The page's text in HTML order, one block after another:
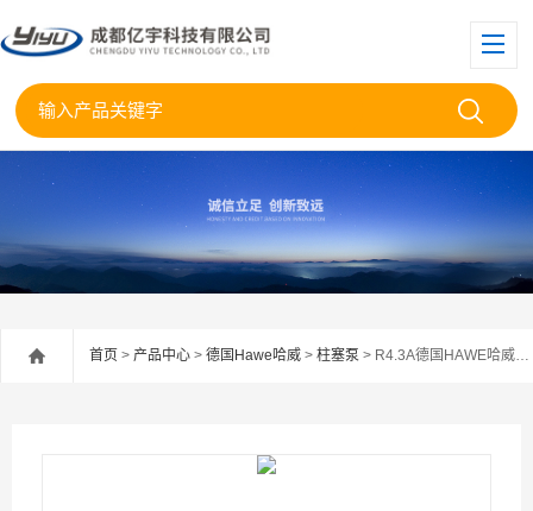
首页 > 产品中心 > 德国Hawe哈威 > 柱塞泵 > R4.3A德国HAWE哈威R4.3柱塞泵库房现货当天发货